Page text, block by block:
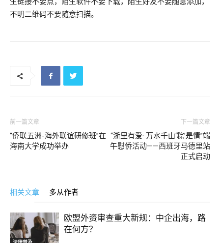
不明二维码不要随意扫描。
前一篇文章
“侨联五洲-海外联谊研修班”在
海南大学成功举办
下一篇文章
“浙里有爱· 万水千山‘粽’是情”端
午慰侨活动——西班牙马德里站
正式启动
相关文章 多从作者
欧盟外资审查重大新规：中企出海，路
在何方？